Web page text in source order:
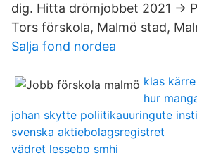
dig. Hitta drömjobbet 2021 →
Tors förskola, Malmö stad,
Salja fond nordea
klas
hur
johan skytte poliitikauuringute
svenska aktiebolagsregistret
vädret lessebo smhi